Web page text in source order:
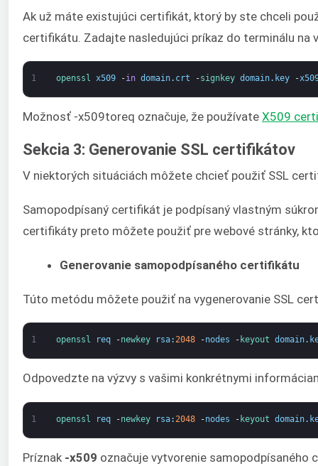
Ak už máte existujúci certifikát, ktorý by ste chceli
certifikátu. Zadajte nasledujúci príkaz do terminálu na
1 openssl x509 -in domain. crt -signkey domain. key -
Možnosť -x509toreq označuje, že používate X509
Sekcia 3: Generovanie SSL certifikátov
V niektorých situáciách môžete chcieť použiť SSL
Samopodpísaný certifikát je podpísaný vlastným
certifikáty preto môžete použiť pre webové stránky,
Generovanie samopodpísaného certifikátu
Túto metódu môžete použiť na vygenerovanie SSL
1 openssl req -newkey rsa:2048 -nodes - keyout domain.
Odpovedzte na výzvy s vašimi konkrétnymi
1 openssl req -newkey rsa: 2048 -nodes - keyout domain.
Príznak -x509 označuje vytvorenie